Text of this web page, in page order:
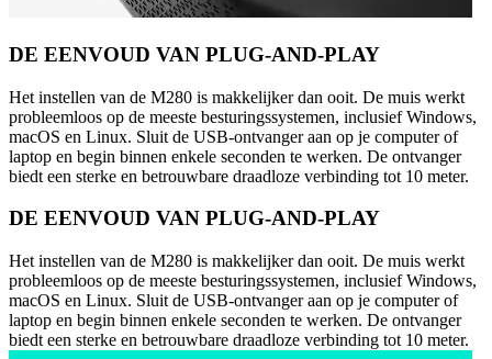
DE EENVOUD VAN PLUG-AND-PLAY
Het instellen van de M280 is makkelijker dan ooit. De muis werkt
probleemloos op de meeste besturingssystemen, inclusief Windows,
macOS en Linux. Sluit de USB-ontvanger aan op je computer of
laptop en begin binnen enkele seconden te werken. De ontvanger
biedt een sterke en betrouwbare draadloze verbinding tot 10 meter.
DE EENVOUD VAN PLUG-AND-PLAY
Het instellen van de M280 is makkelijker dan ooit. De muis werkt
probleemloos op de meeste besturingssystemen, inclusief Windows,
macOS en Linux. Sluit de USB-ontvanger aan op je computer of
laptop en begin binnen enkele seconden te werken. De ontvanger
biedt een sterke en betrouwbare draadloze verbinding tot 10 meter.